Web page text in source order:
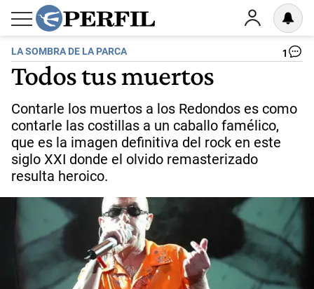
LA SOMBRA DE LA PARCA 1
Todos tus muertos
Contarle los muertos a los Redondos es como
contarle las costillas a un caballo famélico,
que es la imagen definitiva del rock en este
siglo XXI donde el olvido remasterizado
resulta heroico.